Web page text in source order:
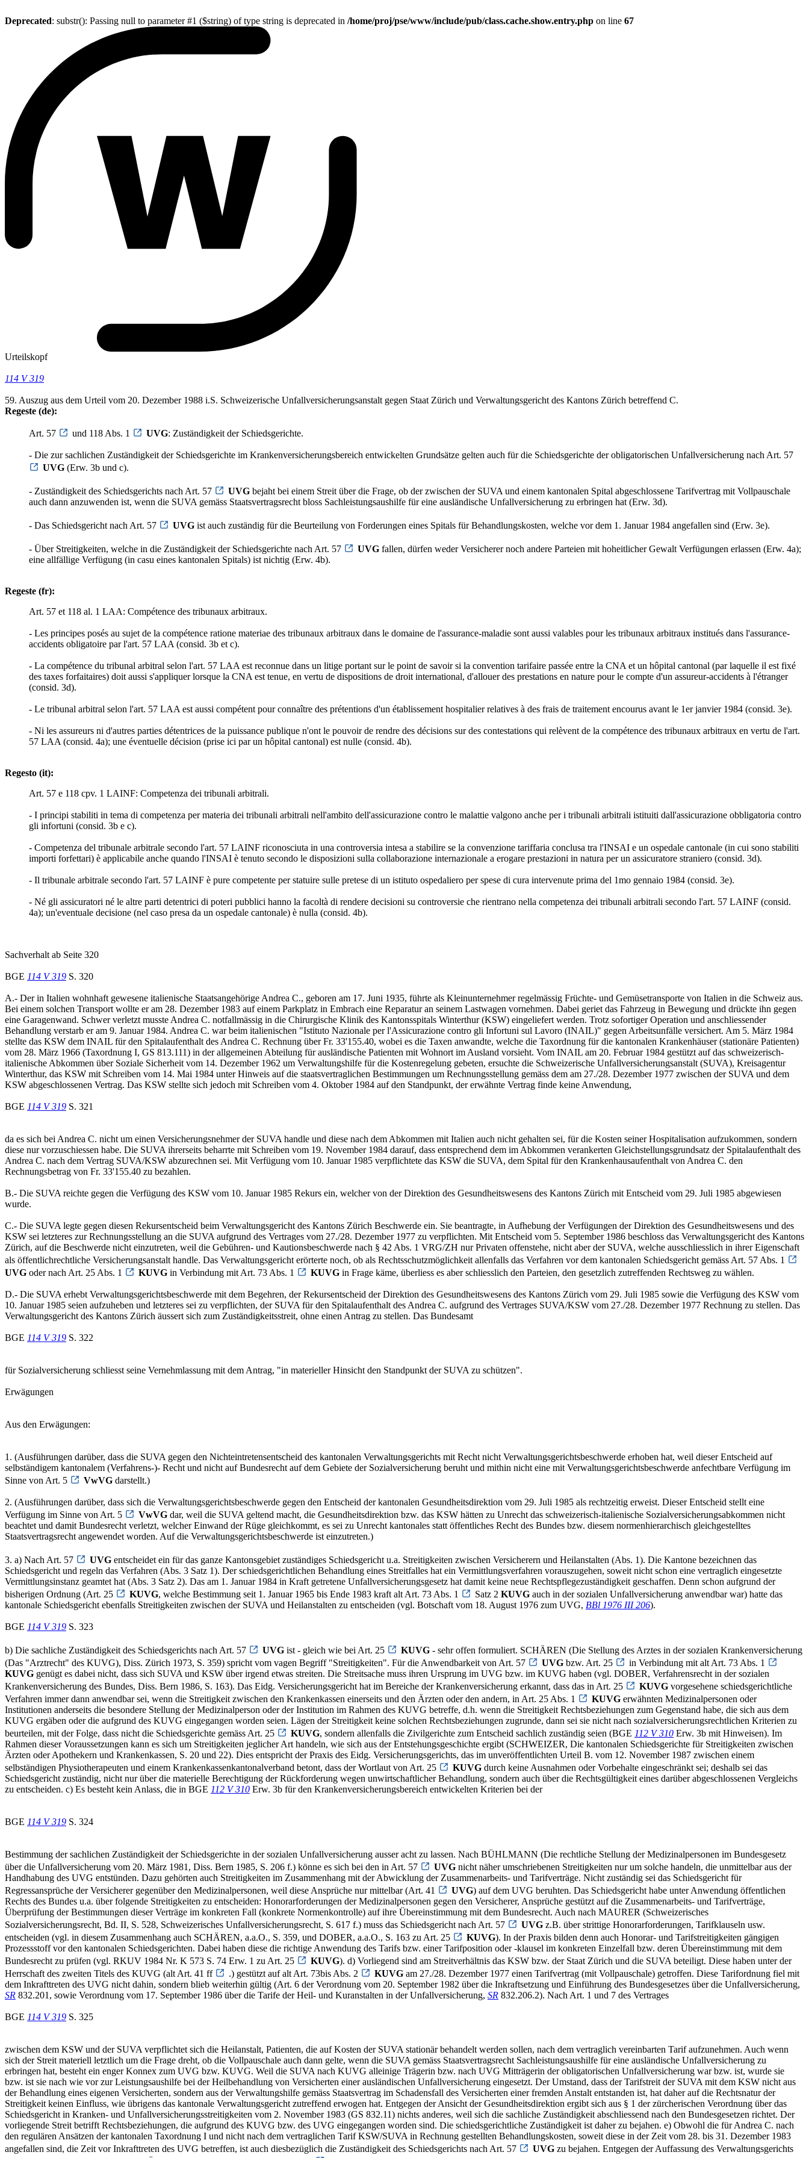
Deprecated: substr(): Passing null to parameter #1 ($string) of type string is deprecated in /home/proj/pse/www/include/pub/class.cache.show.entry.php on line 67
Urteilskopf
114 V 319
59. Auszug aus dem Urteil vom 20. Dezember 1988 i.S. Schweizerische Unfallversicherungsanstalt gegen Staat Zürich und Verwaltungsgericht des Kantons Zürich betreffend C.
Regeste (de):
Art. 57 und 118 Abs. 1 UVG: Zuständigkeit der Schiedsgerichte.
- Die zur sachlichen Zuständigkeit der Schiedsgerichte im Krankenversicherungsbereich entwickelten Grundsätze gelten auch für die Schiedsgerichte der obligatorischen Unfallversicherung nach Art. 57
UVG (Erw. 3b und c).
- Zuständigkeit des Schiedsgerichts nach Art. 57 UVG bejaht bei einem Streit über die Frage, ob der zwischen der SUVA und einem kantonalen Spital abgeschlossene Tarifvertrag mit Vollpauschale
auch dann anzuwenden ist, wenn die SUVA gemäss Staatsvertragsrecht bloss Sachleistungsaushilfe für eine ausländische Unfallversicherung zu erbringen hat (Erw. 3d).
- Das Schiedsgericht nach Art. 57 UVG ist auch zuständig für die Beurteilung von Forderungen eines Spitals für Behandlungskosten, welche vor dem 1. Januar 1984 angefallen sind (Erw. 3e).
- Über Streitigkeiten, welche in die Zuständigkeit der Schiedsgerichte nach Art. 57 UVG fallen, dürfen weder Versicherer noch andere Parteien mit hoheitlicher Gewalt Verfügungen erlassen (Erw. 4a);
eine allfällige Verfügung (in casu eines kantonalen Spitals) ist nichtig (Erw. 4b).
Regeste (fr):
Art. 57 et 118 al. 1 LAA: Compétence des tribunaux arbitraux.
- Les principes posés au sujet de la compétence ratione materiae des tribunaux arbitraux dans le domaine de l'assurance-maladie sont aussi valables pour les tribunaux arbitraux institués dans l'assurance-
accidents obligatoire par l'art. 57 LAA (consid. 3b et c).
- La compétence du tribunal arbitral selon l'art. 57 LAA est reconnue dans un litige portant sur le point de savoir si la convention tarifaire passée entre la CNA et un hôpital cantonal (par laquelle il est fixé
des taxes forfaitaires) doit aussi s'appliquer lorsque la CNA est tenue, en vertu de dispositions de droit international, d'allouer des prestations en nature pour le compte d'un assureur-accidents à l'étranger
(consid. 3d).
- Le tribunal arbitral selon l'art. 57 LAA est aussi compétent pour connaître des prétentions d'un établissement hospitalier relatives à des frais de traitement encourus avant le 1er janvier 1984 (consid. 3e).
- Ni les assureurs ni d'autres parties détentrices de la puissance publique n'ont le pouvoir de rendre des décisions sur des contestations qui relèvent de la compétence des tribunaux arbitraux en vertu de l'art.
57 LAA (consid. 4a); une éventuelle décision (prise ici par un hôpital cantonal) est nulle (consid. 4b).
Regesto (it):
Art. 57 e 118 cpv. 1 LAINF: Competenza dei tribunali arbitrali.
- I principi stabiliti in tema di competenza per materia dei tribunali arbitrali nell'ambito dell'assicurazione contro le malattie valgono anche per i tribunali arbitrali istituiti dall'assicurazione obbligatoria contro
gli infortuni (consid. 3b e c).
- Competenza del tribunale arbitrale secondo l'art. 57 LAINF riconosciuta in una controversia intesa a stabilire se la convenzione tariffaria conclusa tra l'INSAI e un ospedale cantonale (in cui sono stabiliti
importi forfettari) è applicabile anche quando l'INSAI è tenuto secondo le disposizioni sulla collaborazione internazionale a erogare prestazioni in natura per un assicuratore straniero (consid. 3d).
- Il tribunale arbitrale secondo l'art. 57 LAINF è pure competente per statuire sulle pretese di un istituto ospedaliero per spese di cura intervenute prima del 1mo gennaio 1984 (consid. 3e).
- Né gli assicuratori né le altre parti detentrici di poteri pubblici hanno la facoltà di rendere decisioni su controversie che rientrano nella competenza dei tribunali arbitrali secondo l'art. 57 LAINF (consid.
4a); un'eventuale decisione (nel caso presa da un ospedale cantonale) è nulla (consid. 4b).
Sachverhalt ab Seite 320
BGE 114 V 319 S. 320
A.- Der in Italien wohnhaft gewesene italienische Staatsangehörige Andrea C., geboren am 17. Juni 1935, führte als Kleinunternehmer regelmässig Früchte- und Gemüsetransporte von Italien in die Schweiz aus.
Bei einem solchen Transport wollte er am 28. Dezember 1983 auf einem Parkplatz in Embrach eine Reparatur an seinem Lastwagen vornehmen. Dabei geriet das Fahrzeug in Bewegung und drückte ihn gegen
eine Garagenwand. Schwer verletzt musste Andrea C. notfallmässig in die Chirurgische Klinik des Kantonsspitals Winterthur (KSW) eingeliefert werden. Trotz sofortiger Operation und anschliessender
Behandlung verstarb er am 9. Januar 1984. Andrea C. war beim italienischen "Istituto Nazionale per l'Assicurazione contro gli Infortuni sul Lavoro (INAIL)" gegen Arbeitsunfälle versichert. Am 5. März 1984
stellte das KSW dem INAIL für den Spitalaufenthalt des Andrea C. Rechnung über Fr. 33'155.40, wobei es die Taxen anwandte, welche die Taxordnung für die kantonalen Krankenhäuser (stationäre Patienten)
vom 28. März 1966 (Taxordnung I, GS 813.111) in der allgemeinen Abteilung für ausländische Patienten mit Wohnort im Ausland vorsieht. Vom INAIL am 20. Februar 1984 gestützt auf das schweizerisch-
italienische Abkommen über Soziale Sicherheit vom 14. Dezember 1962 um Verwaltungshilfe für die Kostenregelung gebeten, ersuchte die Schweizerische Unfallversicherungsanstalt (SUVA), Kreisagentur
Winterthur, das KSW mit Schreiben vom 14. Mai 1984 unter Hinweis auf die staatsvertraglichen Bestimmungen um Rechnungsstellung gemäss dem am 27./28. Dezember 1977 zwischen der SUVA und dem
KSW abgeschlossenen Vertrag. Das KSW stellte sich jedoch mit Schreiben vom 4. Oktober 1984 auf den Standpunkt, der erwähnte Vertrag finde keine Anwendung,
BGE 114 V 319 S. 321
da es sich bei Andrea C. nicht um einen Versicherungsnehmer der SUVA handle und diese nach dem Abkommen mit Italien auch nicht gehalten sei, für die Kosten seiner Hospitalisation aufzukommen, sondern
diese nur vorzuschiessen habe. Die SUVA ihrerseits beharrte mit Schreiben vom 19. November 1984 darauf, dass entsprechend dem im Abkommen verankerten Gleichstellungsgrundsatz der Spitalaufenthalt des
Andrea C. nach dem Vertrag SUVA/KSW abzurechnen sei. Mit Verfügung vom 10. Januar 1985 verpflichtete das KSW die SUVA, dem Spital für den Krankenhausaufenthalt von Andrea C. den
Rechnungsbetrag von Fr. 33'155.40 zu bezahlen.
B.- Die SUVA reichte gegen die Verfügung des KSW vom 10. Januar 1985 Rekurs ein, welcher von der Direktion des Gesundheitswesens des Kantons Zürich mit Entscheid vom 29. Juli 1985 abgewiesen
wurde.
C.- Die SUVA legte gegen diesen Rekursentscheid beim Verwaltungsgericht des Kantons Zürich Beschwerde ein. Sie beantragte, in Aufhebung der Verfügungen der Direktion des Gesundheitswesens und des
KSW sei letzteres zur Rechnungsstellung an die SUVA aufgrund des Vertrages vom 27./28. Dezember 1977 zu verpflichten. Mit Entscheid vom 5. September 1986 beschloss das Verwaltungsgericht des Kantons
Zürich, auf die Beschwerde nicht einzutreten, weil die Gebühren- und Kautionsbeschwerde nach § 42 Abs. 1 VRG/ZH nur Privaten offenstehe, nicht aber der SUVA, welche ausschliesslich in ihrer Eigenschaft
als öffentlichrechtliche Versicherungsanstalt handle. Das Verwaltungsgericht erörterte noch, ob als Rechtsschutzmöglichkeit allenfalls das Verfahren vor dem kantonalen Schiedsgericht gemäss Art. 57 Abs. 1
UVG oder nach Art. 25 Abs. 1 KUVG in Verbindung mit Art. 73 Abs. 1 KUVG in Frage käme, überliess es aber schliesslich den Parteien, den gesetzlich zutreffenden Rechtsweg zu wählen.
D.- Die SUVA erhebt Verwaltungsgerichtsbeschwerde mit dem Begehren, der Rekursentscheid der Direktion des Gesundheitswesens des Kantons Zürich vom 29. Juli 1985 sowie die Verfügung des KSW vom
10. Januar 1985 seien aufzuheben und letzteres sei zu verpflichten, der SUVA für den Spitalaufenthalt des Andrea C. aufgrund des Vertrages SUVA/KSW vom 27./28. Dezember 1977 Rechnung zu stellen. Das
Verwaltungsgericht des Kantons Zürich äussert sich zum Zuständigkeitsstreit, ohne einen Antrag zu stellen. Das Bundesamt
BGE 114 V 319 S. 322
für Sozialversicherung schliesst seine Vernehmlassung mit dem Antrag, "in materieller Hinsicht den Standpunkt der SUVA zu schützen".
Erwägungen
Aus den Erwägungen:
1. (Ausführungen darüber, dass die SUVA gegen den Nichteintretensentscheid des kantonalen Verwaltungsgerichts mit Recht nicht Verwaltungsgerichtsbeschwerde erhoben hat, weil dieser Entscheid auf
selbständigem kantonalem (Verfahrens-)- Recht und nicht auf Bundesrecht auf dem Gebiete der Sozialversicherung beruht und mithin nicht eine mit Verwaltungsgerichtsbeschwerde anfechtbare Verfügung im
Sinne von Art. 5
VwVG darstellt.)
2. (Ausführungen darüber, dass sich die Verwaltungsgerichtsbeschwerde gegen den Entscheid der kantonalen Gesundheitsdirektion vom 29. Juli 1985 als rechtzeitig erweist. Dieser Entscheid stellt eine
Verfügung im Sinne von Art. 5
VwVG dar, weil die SUVA geltend macht, die Gesundheitsdirektion bzw. das KSW hätten zu Unrecht das schweizerisch-italienische Sozialversicherungsabkommen nicht
beachtet und damit Bundesrecht verletzt, welcher Einwand der Rüge gleichkommt, es sei zu Unrecht kantonales statt öffentliches Recht des Bundes bzw. diesem normenhierarchisch gleichgestelltes
Staatsvertragsrecht angewendet worden. Auf die Verwaltungsgerichtsbeschwerde ist einzutreten.)
3. a) Nach Art. 57 UVG entscheidet ein für das ganze Kantonsgebiet zuständiges Schiedsgericht u.a. Streitigkeiten zwischen Versicherern und Heilanstalten (Abs. 1). Die Kantone bezeichnen das
Schiedsgericht und regeln das Verfahren (Abs. 3 Satz 1). Der schiedsgerichtlichen Behandlung eines Streitfalles hat ein Vermittlungsverfahren vorauszugehen, soweit nicht schon eine vertraglich eingesetzte
Vermittlungsinstanz geamtet hat (Abs. 3 Satz 2). Das am 1. Januar 1984 in Kraft getretene Unfallversicherungsgesetz hat damit keine neue Rechtspflegezuständigkeit geschaffen. Denn schon aufgrund der
bisherigen Ordnung (Art. 25
KUVG, welche Bestimmung seit 1. Januar 1965 bis Ende 1983 kraft alt Art. 73 Abs. 1 Satz 2 KUVG auch in der sozialen Unfallversicherung anwendbar war) hatte das
kantonale Schiedsgericht ebenfalls Streitigkeiten zwischen der SUVA und Heilanstalten zu entscheiden (vgl. Botschaft vom 18. August 1976 zum UVG, BBl 1976 III 206).
BGE 114 V 319 S. 323
b) Die sachliche Zuständigkeit des Schiedsgerichts nach Art. 57 UVG ist - gleich wie bei Art. 25 KUVG - sehr offen formuliert. SCHÄREN (Die Stellung des Arztes in der sozialen Krankenversicherung
(Das "Arztrecht" des KUVG), Diss. Zürich 1973, S. 359) spricht vom vagen Begriff "Streitigkeiten". Für die Anwendbarkeit von Art. 57
UVG bzw. Art. 25
in Verbindung mit alt Art. 73 Abs. 1
KUVG genügt es dabei nicht, dass sich SUVA und KSW über irgend etwas streiten. Die Streitsache muss ihren Ursprung im UVG bzw. im KUVG haben (vgl. DOBER, Verfahrensrecht in der sozialen
Krankenversicherung des Bundes, Diss. Bern 1986, S. 163). Das Eidg. Versicherungsgericht hat im Bereiche der Krankenversicherung erkannt, dass das in Art. 25
KUVG vorgesehene schiedsgerichtliche
Verfahren immer dann anwendbar sei, wenn die Streitigkeit zwischen den Krankenkassen einerseits und den Ärzten oder den andern, in Art. 25 Abs. 1
KUVG erwähnten Medizinalpersonen oder
Institutionen anderseits die besondere Stellung der Medizinalperson oder der Institution im Rahmen des KUVG betreffe, d.h. wenn die Streitigkeit Rechtsbeziehungen zum Gegenstand habe, die sich aus dem
KUVG ergäben oder die aufgrund des KUVG eingegangen worden seien. Lägen der Streitigkeit keine solchen Rechtsbeziehungen zugrunde, dann sei sie nicht nach sozialversicherungsrechtlichen Kriterien zu
beurteilen, mit der Folge, dass nicht die Schiedsgerichte gemäss Art. 25
KUVG, sondern allenfalls die Zivilgerichte zum Entscheid sachlich zuständig seien (BGE 112 V 310 Erw. 3b mit Hinweisen). Im
Rahmen dieser Voraussetzungen kann es sich um Streitigkeiten jeglicher Art handeln, wie sich aus der Entstehungsgeschichte ergibt (SCHWEIZER, Die kantonalen Schiedsgerichte für Streitigkeiten zwischen
Ärzten oder Apothekern und Krankenkassen, S. 20 und 22). Dies entspricht der Praxis des Eidg. Versicherungsgerichts, das im unveröffentlichten Urteil B. vom 12. November 1987 zwischen einem
selbständigen Physiotherapeuten und einem Krankenkassenkantonalverband betont, dass der Wortlaut von Art. 25
KUVG durch keine Ausnahmen oder Vorbehalte eingeschränkt sei; deshalb sei das
Schiedsgericht zuständig, nicht nur über die materielle Berechtigung der Rückforderung wegen unwirtschaftlicher Behandlung, sondern auch über die Rechtsgültigkeit eines darüber abgeschlossenen Vergleichs
zu entscheiden. c) Es besteht kein Anlass, die in BGE 112 V 310 Erw. 3b für den Krankenversicherungsbereich entwickelten Kriterien bei der
BGE 114 V 319 S. 324
Bestimmung der sachlichen Zuständigkeit der Schiedsgerichte in der sozialen Unfallversicherung ausser acht zu lassen. Nach BÜHLMANN (Die rechtliche Stellung der Medizinalpersonen im Bundesgesetz
über die Unfallversicherung vom 20. März 1981, Diss. Bern 1985, S. 206 f.) könne es sich bei den in Art. 57
UVG nicht näher umschriebenen Streitigkeiten nur um solche handeln, die unmittelbar aus der
Handhabung des UVG entstünden. Dazu gehörten auch Streitigkeiten im Zusammenhang mit der Abwicklung der Zusammenarbeits- und Tarifverträge. Nicht zuständig sei das Schiedsgericht für
Regressansprüche der Versicherer gegenüber den Medizinalpersonen, weil diese Ansprüche nur mittelbar (Art. 41
UVG) auf dem UVG beruhten. Das Schiedsgericht habe unter Anwendung öffentlichen
Rechts des Bundes u.a. über folgende Streitigkeiten zu entscheiden: Honorarforderungen der Medizinalpersonen gegen den Versicherer, Ansprüche gestützt auf die Zusammenarbeits- und Tarifverträge,
Überprüfung der Bestimmungen dieser Verträge im konkreten Fall (konkrete Normenkontrolle) auf ihre Übereinstimmung mit dem Bundesrecht. Auch nach MAURER (Schweizerisches
Sozialversicherungsrecht, Bd. II, S. 528, Schweizerisches Unfallversicherungsrecht, S. 617 f.) muss das Schiedsgericht nach Art. 57
UVG z.B. über strittige Honorarforderungen, Tarifklauseln usw.
entscheiden (vgl. in diesem Zusammenhang auch SCHÄREN, a.a.O., S. 359, und DOBER, a.a.O., S. 163 zu Art. 25
KUVG). In der Praxis bilden denn auch Honorar- und Tarifstreitigkeiten gängigen
Prozessstoff vor den kantonalen Schiedsgerichten. Dabei haben diese die richtige Anwendung des Tarifs bzw. einer Tarifposition oder -klausel im konkreten Einzelfall bzw. deren Übereinstimmung mit dem
Bundesrecht zu prüfen (vgl. RKUV 1984 Nr. K 573 S. 74 Erw. 1 zu Art. 25
KUVG). d) Vorliegend sind am Streitverhältnis das KSW bzw. der Staat Zürich und die SUVA beteiligt. Diese haben unter der
Herrschaft des zweiten Titels des KUVG (alt Art. 41 ff
.) gestützt auf alt Art. 73bis Abs. 2 KUVG am 27./28. Dezember 1977 einen Tarifvertrag (mit Vollpauschale) getroffen. Diese Tarifordnung fiel mit
dem Inkrafttreten des UVG nicht dahin, sondern blieb weiterhin gültig (Art. 6 der Verordnung vom 20. September 1982 über die Inkraftsetzung und Einführung des Bundesgesetzes über die Unfallversicherung,
SR 832.201, sowie Verordnung vom 17. September 1986 über die Tarife der Heil- und Kuranstalten in der Unfallversicherung, SR 832.206.2). Nach Art. 1 und 7 des Vertrages
BGE 114 V 319 S. 325
zwischen dem KSW und der SUVA verpflichtet sich die Heilanstalt, Patienten, die auf Kosten der SUVA stationär behandelt werden sollen, nach dem vertraglich vereinbarten Tarif aufzunehmen. Auch wenn
sich der Streit materiell letztlich um die Frage dreht, ob die Vollpauschale auch dann gelte, wenn die SUVA gemäss Staatsvertragsrecht Sachleistungsaushilfe für eine ausländische Unfallversicherung zu
erbringen hat, besteht ein enger Konnex zum UVG bzw. KUVG. Weil die SUVA nach KUVG alleinige Trägerin bzw. nach UVG Mitträgerin der obligatorischen Unfallversicherung war bzw. ist, wurde sie
bzw. ist sie nach wie vor zur Leistungsaushilfe bei der Heilbehandlung von Versicherten einer ausländischen Unfallversicherung eingesetzt. Der Umstand, dass der Tarifstreit der SUVA mit dem KSW nicht aus
der Behandlung eines eigenen Versicherten, sondern aus der Verwaltungshilfe gemäss Staatsvertrag im Schadensfall des Versicherten einer fremden Anstalt entstanden ist, hat daher auf die Rechtsnatur der
Streitigkeit keinen Einfluss, wie übrigens das kantonale Verwaltungsgericht zutreffend erwogen hat. Entgegen der Ansicht der Gesundheitsdirektion ergibt sich aus § 1 der zürcherischen Verordnung über das
Schiedsgericht in Kranken- und Unfallversicherungsstreitigkeiten vom 2. November 1983 (GS 832.11) nichts anderes, weil sich die sachliche Zuständigkeit abschliessend nach den Bundesgesetzen richtet. Der
vorliegende Streit betrifft Rechtsbeziehungen, die aufgrund des KUVG bzw. des UVG eingegangen worden sind. Die schiedsgerichtliche Zuständigkeit ist daher zu bejahen. e) Obwohl die für Andrea C. nach
den regulären Ansätzen der kantonalen Taxordnung I und nicht nach dem vertraglichen Tarif KSW/SUVA in Rechnung gestellten Behandlungskosten, soweit diese in der Zeit vom 28. bis 31. Dezember 1983
angefallen sind, die Zeit vor Inkrafttreten des UVG betreffen, ist auch diesbezüglich die Zuständigkeit des Schiedsgerichts nach Art. 57
UVG zu bejahen. Entgegen der Auffassung des Verwaltungsgerichts